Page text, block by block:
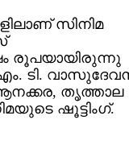
സിനിമ
രൂപയായിരുന്നു
ടി.
തൃത്താല
ഷൂട്ടിംഗ്.